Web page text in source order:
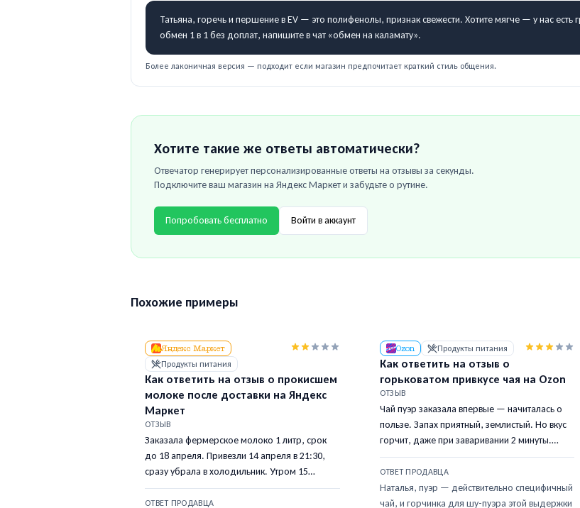
Татьяна, горечь и першение в EV — это полифенолы, признак свежести. Хотите мягче — у нас есть
обмен 1 в 1 без доплат, напишите в чат «обмен на каламату».
Более лаконичная версия — подходит если магазин предпочитает краткий стиль общения.
Хотите такие же ответы автоматически?
Отвечатор генерирует персонализированные ответы на отзывы за секунды.
Подключите ваш магазин на Яндекс Маркети забудьте о рутине.
Попробовать бесплатно Войти в аккаунт
Похожие примеры
Яндекс Маркет
Продукты питания
Как ответить на отзыв о прокисшем
молоке после доставки на Яндекс
Маркет
ОТЗЫВ
Заказала фермерское молоко 1 литр, срок
до 18 апреля. Привезли 14 апреля в 21:30,
сразу убрала в холодильник. Утром 15
апреля открываю — творог. Понятно, что
курьер вёз его без термосумки в тёплой
ОТВЕТ ПРОДАВЦА
Ozon Продукты питания
Как ответить на отзыв о
горьковатом привкусе чая на Ozon
ОТЗЫВ
Чай пуэр заказала впервые — начиталась о
пользе. Запах приятный, землистый. Но вкус
горчит, даже при заваривании 2 минуты.
Может я неправильно завариваю, но
ожидала более мягкого вкуса. Упаковка
хорошая, листья целые. Три звезды, потому
что качество видно, но пить каждый день не
ОТВЕТ ПРОДАВЦА
Наталья, пуэр — действительно специфичный
чай, и горчинка для шу-пуэра этой выдержки